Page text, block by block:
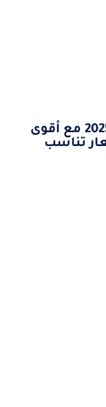
ضاعف مبيعات مطعمك في 2025 مع أقوى
تناسب